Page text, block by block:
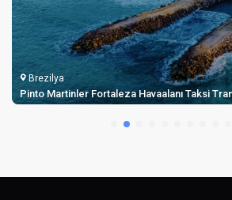
Brezilya
Porto Alegre Salgado Filho Havaalanı